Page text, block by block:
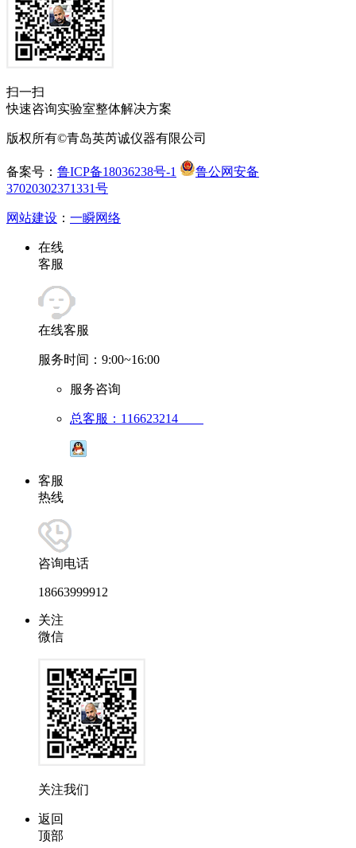
扫一扫
快速咨询实验室整体解决方案
版权所有©青岛英芮诚仪器有限公司
备案号： 鲁ICP备18036238号-1
鲁公网安备
37020302371331号
网站建设 ： 一瞬网络
在线
客服
在线客服
服务时间：9:00~16:00
服务咨询
总客服：116623214
客服
热线
咨询电话
18663999912
关注
微信
关注我们
返回
顶部